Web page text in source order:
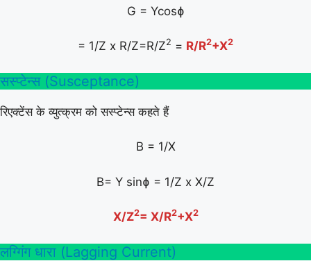
G = Ycosɸ
= 1/Z x R/Z=R/Z2 = R/R2+X2
सस्प्टेन्स (Susceptance)
रिएक्टेंस के व्युत्क्रम को सस्प्टेन्स कहते हैं
B = 1/X
B= Y sinɸ = 1/Z x X/Z
X/Z2= X/R2+X2
लग्गिंग धारा (Lagging Current)